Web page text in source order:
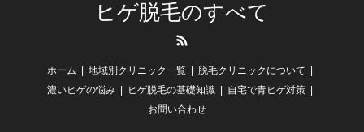
ヒゲ脱毛のすべて
ホーム 地域別クリニック一覧
脱毛クリニックについて
濃いヒゲの悩み
ヒゲ脱毛の基礎知識
自宅で青ヒゲ対策
お問い合わせ